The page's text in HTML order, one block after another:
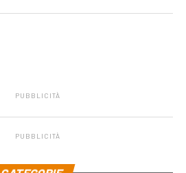
PUBBLICITÀ
PUBBLICITÀ